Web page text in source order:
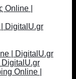
Online |
DigitalU.gr
| DigitalU.gr
Online |